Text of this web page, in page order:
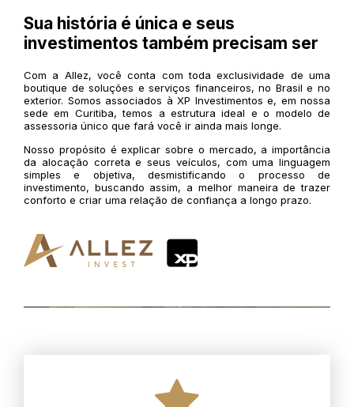
Sua história é única e seus
investimentos também precisam ser
Com a Allez, você conta com toda exclusividade de uma
boutique de soluções e serviços financeiros, no Brasil e no
exterior. Somos associados à XP Investimentos e, em nossa
sede em Curitiba, temos a estrutura ideal e o modelo de
assessoria único que fará você ir ainda mais longe.
Nosso propósito é explicar sobre o mercado, a importância
da alocação correta e seus veículos, com uma linguagem
simples e objetiva, desmistificando o processo de
investimento, buscando assim, a melhor maneira de trazer
conforto e criar uma relação de confiança a longo prazo.